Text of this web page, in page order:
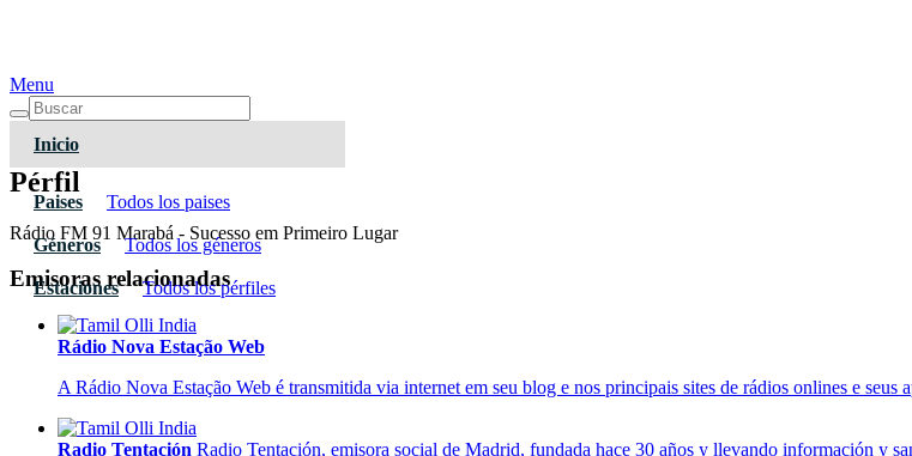
Menu
Inicio
Paises Todos los paises
Géneros Todos los géneros
Estaciones Todos los pérfiles
Pérfil
Rádio FM 91 Marabá - Sucesso em Primeiro Lugar
Emisoras relacionadas
Rádio Nova Estação Web
A Rádio Nova Estação Web é transmitida via internet em seu blog e nos principais sites de rádios onlines e
Radio Tentación Radio Tentación, emisora social de Madrid, fundada hace 30 años y llevando información y